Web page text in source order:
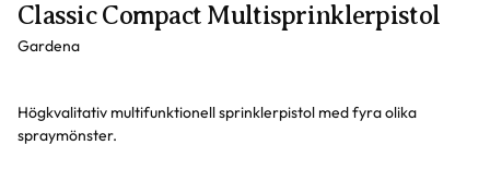
Classic Compact Multisprinklerpistol
Gardena
Högkvalitativ multifunktionell sprinklerpistol med fyra olika
spraymönster.